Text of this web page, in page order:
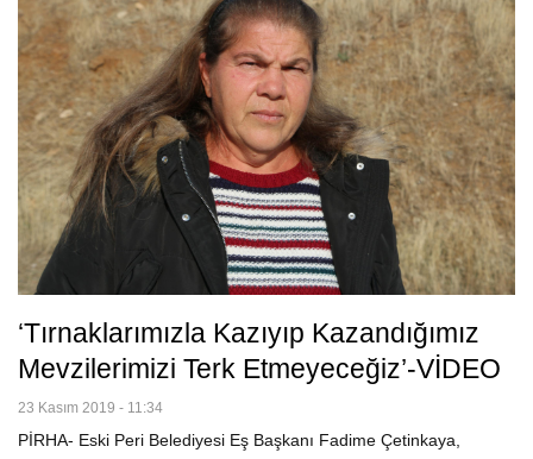
‘Tırnaklarımızla Kazıyıp Kazandığımız
Mevzilerimizi Terk Etmeyeceğiz’-VİDEO
23 Kasım 2019 - 11:34
PİRHA- Eski Peri Belediyesi Eş Başkanı Fadime Çetinkaya,